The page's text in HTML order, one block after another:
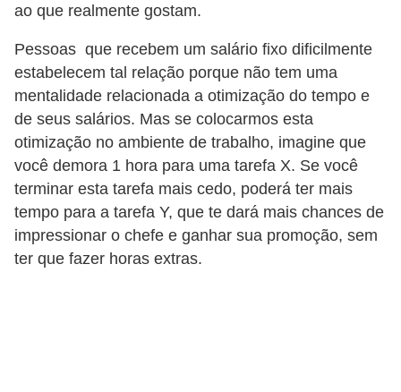
ao que realmente gostam.
Pessoas que recebem um salário fixo dificilmente
estabelecem tal relação porque não tem uma
mentalidade relacionada a otimização do tempo e
de seus salários. Mas se colocarmos esta
otimização no ambiente de trabalho, imagine que
você demora 1 hora para uma tarefa X. Se você
terminar esta tarefa mais cedo, poderá ter mais
tempo para a tarefa Y, que te dará mais chances de
impressionar o chefe e ganhar sua promoção, sem
ter que fazer horas extras.